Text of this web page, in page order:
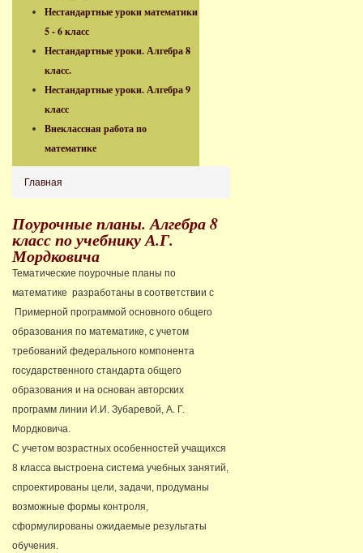
Нестандартные уроки математики
5 - 6 класс
Нестандартные уроки. Алгебра 8
класс.
Нестандартные уроки. Алгебра 9
класс
Внеклассная работа по
математике
Главная
Поурочные планы. Алгебра 8
класс по учебнику А.Г.
Мордковича
Тематические поурочные планы по
математике разработаны в соответствии с
Примерной программой основного общего
образования по математике, с учетом
требований федерального компонента
государственного стандарта общего
образования и на основан авторских
программ линии И.И. Зубаревой, А. Г.
Мордковича.
С учетом возрастных особенностей учащихся
8 класса выстроена система учебных занятий,
спроектированы цели, задачи, продуманы
возможные формы контроля,
сформулированы ожидаемые результаты
обучения.